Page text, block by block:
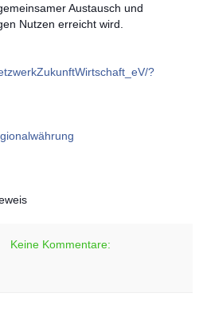
Austausch und
Nutzen erreicht wird.
V/?
Keine Kommentare: